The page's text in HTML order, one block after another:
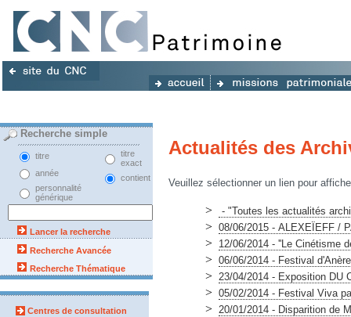
Recherche simple
titre
année
personnalité
générique
titre
exact
contient
Lancer la recherche
Recherche Avancée
Recherche Thématique
Centres de consultation
Actualités des
Veuillez sélectionner un lien pour
> - "Toutes les actualités
> 08/06/2015 - ALEXEÏEFF /
> 12/06/2014 - ''Le Cinétisme
> 06/06/2014 - Festival
> 23/04/2014 - Exposition DU
> 05/02/2014 - Festival Viva
> 20/01/2014 - Disparition de